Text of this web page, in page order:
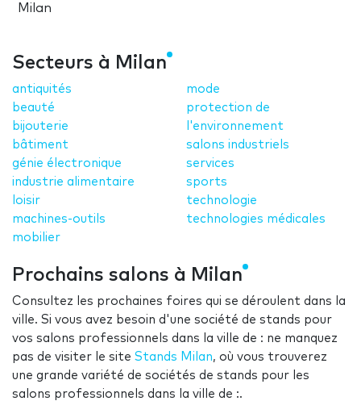
Milan
Secteurs à Milan
antiquités
beauté
bijouterie
bâtiment
génie électronique
industrie alimentaire
loisir
machines-outils
mobilier
mode
protection de
l'environnement
salons industriels
services
sports
technologie
technologies médicales
Prochains salons à Milan
Consultez les prochaines foires qui se déroulent dans la
ville. Si vous avez besoin d'une société de stands pour
vos salons professionnels dans la ville de : ne manquez
pas de visiter le site Stands Milan, où vous trouverez
une grande variété de sociétés de stands pour les
salons professionnels dans la ville de :.